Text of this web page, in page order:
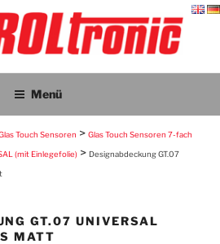
Menü
Touch Sensoren > Glas Touch Sensoren 7-fach
(mit Einlegefolie) > Designabdeckung GT.07
GT.07 UNIVERSAL
MATT